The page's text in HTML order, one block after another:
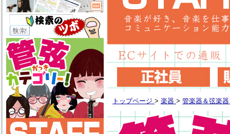
トップページ > 楽器 > 管楽器＆弦楽